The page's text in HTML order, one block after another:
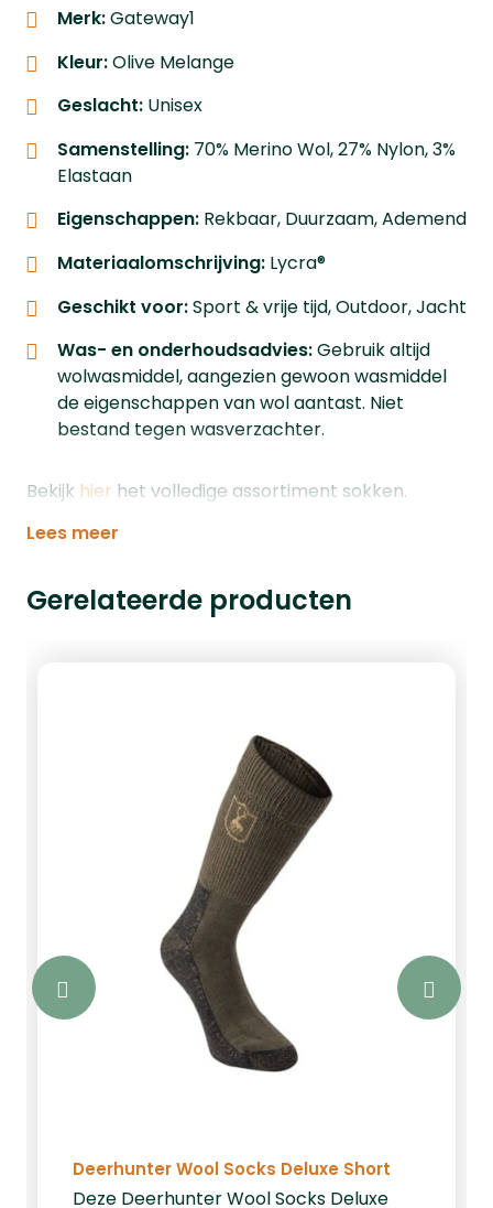
Merk:Gateway1
Kleur:Olive Melange
Geslacht: Unisex
Samenstelling: 70% Merino Wol, 27% Nylon, 3%
Elastaan
Eigenschappen: Rekbaar, Duurzaam, Ademend
Materiaalomschrijving: Lycra®
Geschikt voor:Sport & vrije tijd, Outdoor, Jacht
Was- en onderhoudsadvies:Gebruik altijd
wolwasmiddel, aangezien gewoon wasmiddel
de eigenschappen van wol aantast. Niet
bestand tegen wasverzachter.
Bekijk hier het volledige assortiment sokken.
Lees meer
Gerelateerde producten
Deerhunter Wool Socks Deluxe Short
Deze Deerhunter Wool Socks Deluxe